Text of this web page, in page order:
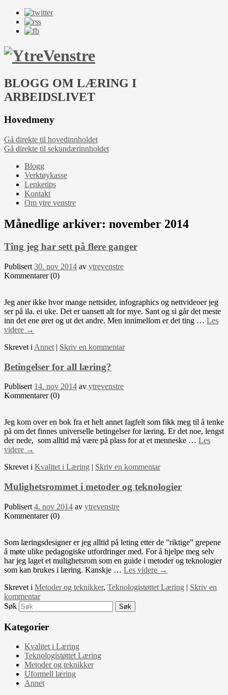
BLOGG OM LÆRING I
ARBEIDSLIVET
Hovedmeny
Gå direkte til hovedinnholdet
Gå direkte til sekundærinnholdet
Blogg
Verktøykasse
Lenketips
Kontakt
Om ytre venstre
Månedlige arkiver: november 2014
Ting jeg har sett på flere ganger
Publisert 30. nov 2014 av ytrevenstre
Kommentarer (0)
Jeg aner ikke hvor mange nettsider, infographics og nettvideoer jeg
ser på ila. ei uke. Det er uansett alt for mye. Sant og si går det meste
inn det ene øret og ut det andre. Men innimellom er det ting … Les
videre →
Skrevet i Annet | Skriv en kommentar
Betingelser for all læring?
Publisert 14. nov 2014 av ytrevenstre
Kommentarer (0)
Jeg kom over en bok fra et helt annet fagfelt som fikk meg til å tenke
på om det finnes universelle betingelser for læring. Er det noe, lengst
der nede, som alltid må være på plass for at et menneske … Les
videre →
Skrevet i Kvalitet i Læring Skriv en kommentar
Mulighetsrommet i metoder og teknologier
Publisert 4. nov 2014 av ytrevenstre
Kommentarer (0)
Som læringsdesigner er jeg alltid på leting etter de ”riktige” grepene
å møte ulike pedagogiske utfordringer med. For å hjelpe meg selv
har jeg laget et mulighetsrom som en guide i metoder og teknologier
som kan brukes i læring. Kanskje … Les videre →
Skrevet i Metoder og teknikker, Teknologistøttet Læring | Skriv en
kommentar
Søk
Kategorier
Kvalitet i Læring
Teknologistøttet Læring
Metoder og teknikker
Uformell læring
Annet